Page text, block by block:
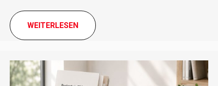
WEITERLESEN